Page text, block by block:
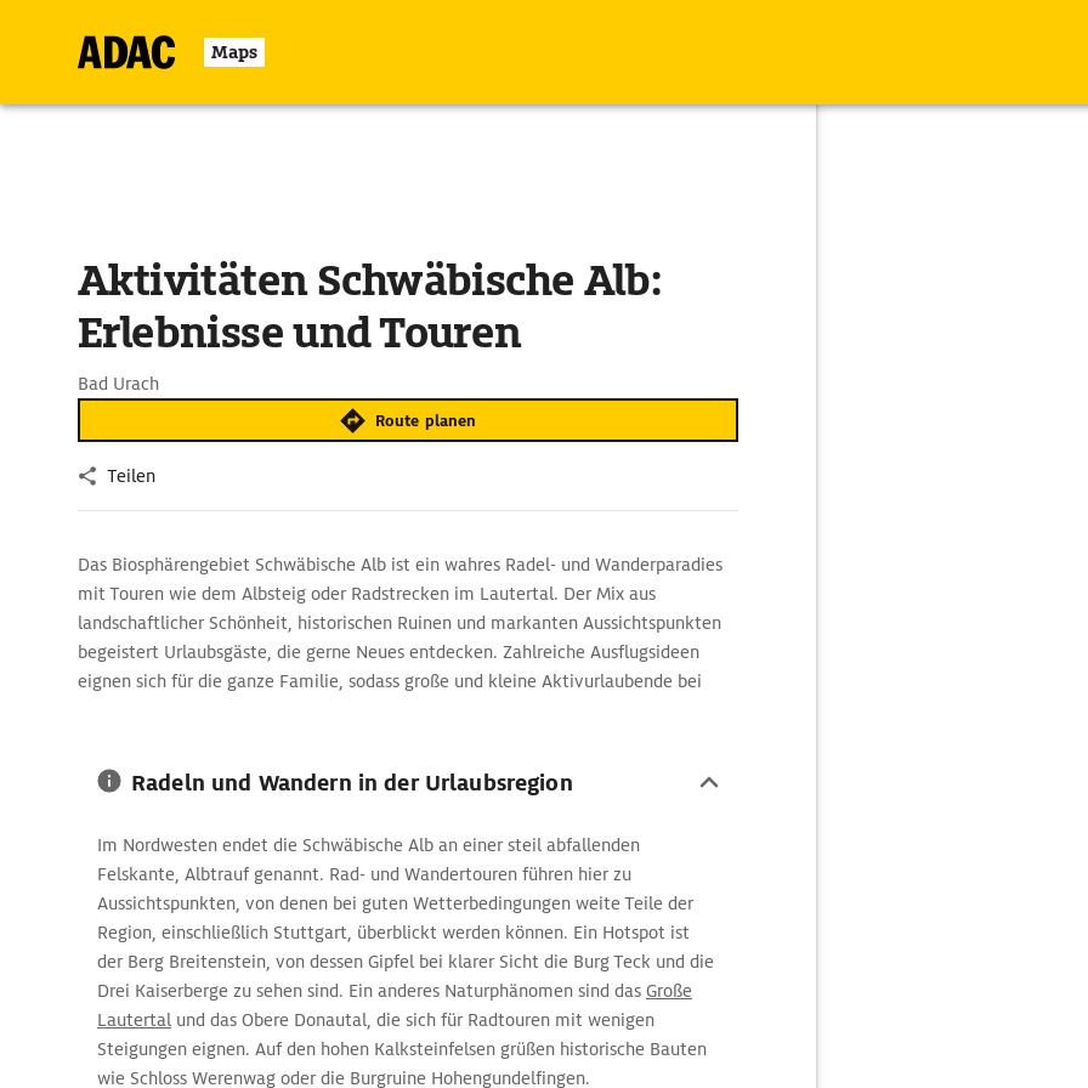
Maps
Aktivitäten Schwäbische Alb:
Erlebnisse und Touren
Bad Urach
Route planen
Teilen
Das Biosphärengebiet Schwäbische Alb ist ein wahres Radel- und Wanderparadies
mit Touren wie dem Albsteig oder Radstrecken im Lautertal. Der Mix aus
landschaftlicher Schönheit, historischen Ruinen und markanten Aussichtspunkten
begeistert Urlaubsgäste, die gerne Neues entdecken. Zahlreiche Ausflugsideen
eignen sich für die ganze Familie, sodass große und kleine Aktivurlaubende bei
Radeln und Wandern in der Urlaubsregion
Im Nordwesten endet die Schwäbische Alb an einer steil abfallenden
Felskante, Albtrauf genannt. Rad- und Wandertouren führen hier zu
Aussichtspunkten, von denen bei guten Wetterbedingungen weite Teile der
Region, einschließlich Stuttgart, überblickt werden können. Ein Hotspot ist
der Berg Breitenstein, von dessen Gipfel bei klarer Sicht die Burg Teck und die
Drei Kaiserberge zu sehen sind. Ein anderes Naturphänomen sind das Große
Lautertal und das Obere Donautal, die sich für Radtouren mit wenigen
Steigungen eignen. Auf den hohen Kalksteinfelsen grüßen historische Bauten
wie Schloss Werenwag oder die Burgruine Hohengundelfingen.